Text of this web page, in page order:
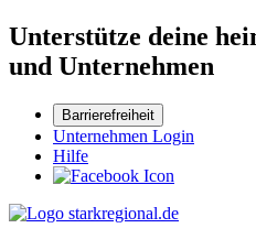
Unterstütze deine
und Unternehmen
Barrierefreiheit
Unternehmen Login
Hilfe